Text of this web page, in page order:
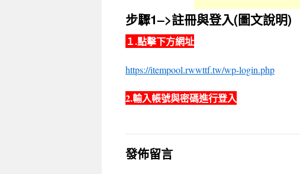
步驟1–>註冊與登入(圖文說明)
１.點擊下方網址
https://itempool.rwwttf.tw/wp-login.php
2.輸入帳號與密碼進行登入
發佈留言